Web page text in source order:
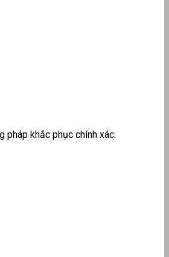
pháp khắc phục chính xác.